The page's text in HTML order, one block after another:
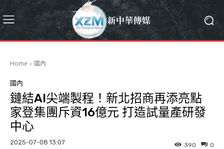
Home 國內
國內
鏈結AI尖端製程！新北招商再添亮點
家登集團斥資16億元 打造試量產研發
中心
2025-07-08 13:07 0
390